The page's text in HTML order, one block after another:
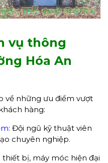
vụ thông
Hóa An
về những ưu điểm vượt
hàng:
Đội ngũ kỹ thuật viên
chuyên nghiệp.
thiết bị, máy móc hiện đại